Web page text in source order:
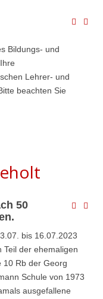
Bildungs- und
Lehrer- und
beachten Sie
50
bis 16.07.2023
Teil der ehemaligen
10 Rb der Georg
Schule von 1973
ausgefallene